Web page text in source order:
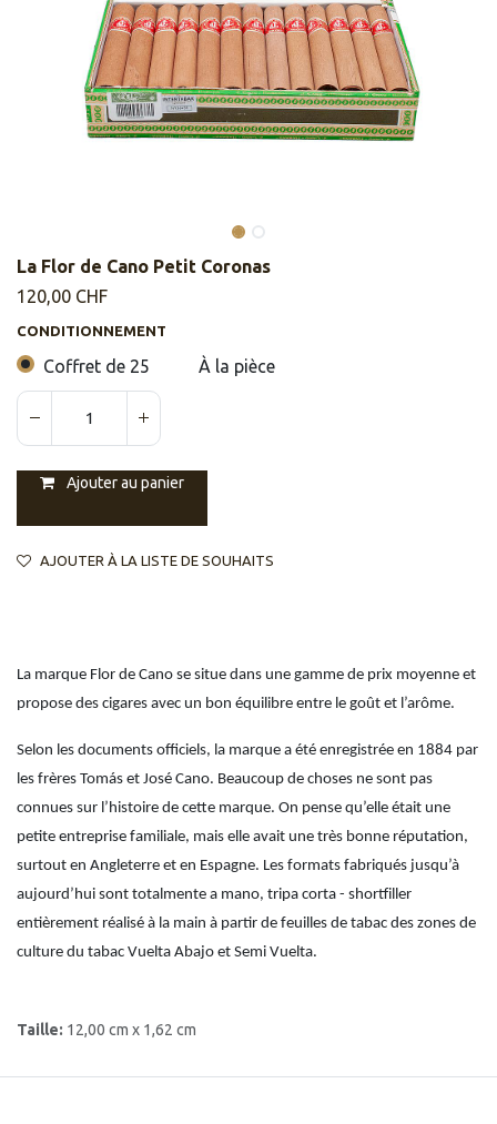
La Flor de Cano Petit Coronas
120,00 CHF
CONDITIONNEMENT
Coffret de 25 À la pièce
Ajouter au panier
AJOUTER À LA LISTE DE SOUHAITS
La marque Flor de Cano se situe dans une gamme de prix moyenne et
propose des cigares avec un bon équilibre entre le goût et l’arôme.
Selon les documents officiels, la marque a été enregistrée en 1884 par
les frères Tomás et José Cano. Beaucoup de choses ne sont pas
connues sur l’histoire de cette marque. On pense qu’elle était une
petite entreprise familiale, mais elle avait une très bonne réputation,
surtout en Angleterre et en Espagne. Les formats fabriqués jusqu’à
aujourd’hui sont totalmente a mano, tripa corta - shortfiller
entièrement réalisé à la main à partir de feuilles de tabac des zones de
culture du tabac Vuelta Abajo et Semi Vuelta.
Taille: 12,00 cm x 1,62 cm